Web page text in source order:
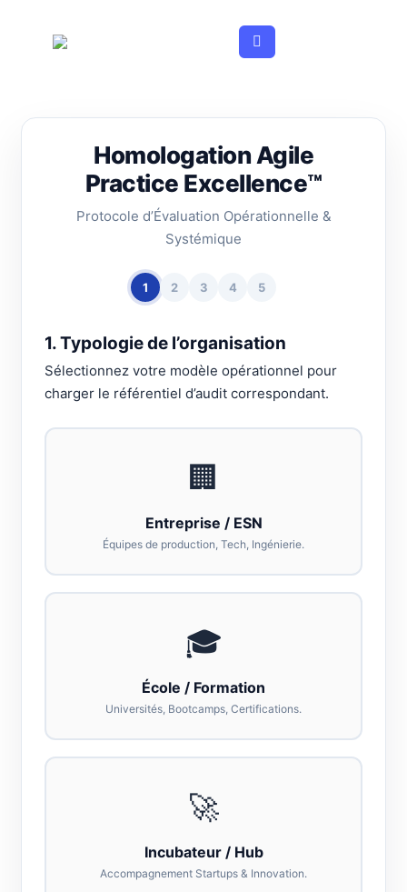
Homologation Agile
Practice Excellence™
Protocole d’Évaluation Opérationnelle &
Systémique
1 2 3 4 5
1. Typologie de l’organisation
Sélectionnez votre modèle opérationnel pour
charger le référentiel d’audit correspondant.
🏢
Entreprise / ESN
Équipes de production, Tech, Ingénierie.
🎓
École / Formation
Universités, Bootcamps, Certifications.
🚀
Incubateur / Hub
Accompagnement Startups & Innovation.